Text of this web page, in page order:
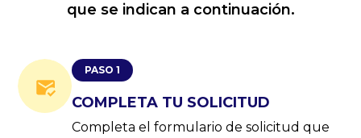
que se indican a continuación.
PASO 1
COMPLETA TU SOLICITUD
Completa el formulario de solicitud que